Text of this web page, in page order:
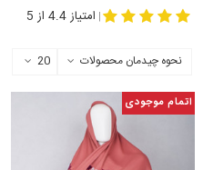
| امتیاز 4.4 از 5
نحوه چیدمان محصولات 20
اتمام موجودی